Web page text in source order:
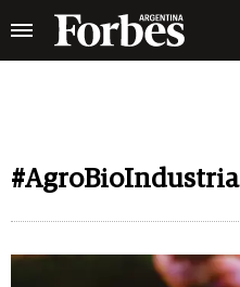
#AgroBioIndustria